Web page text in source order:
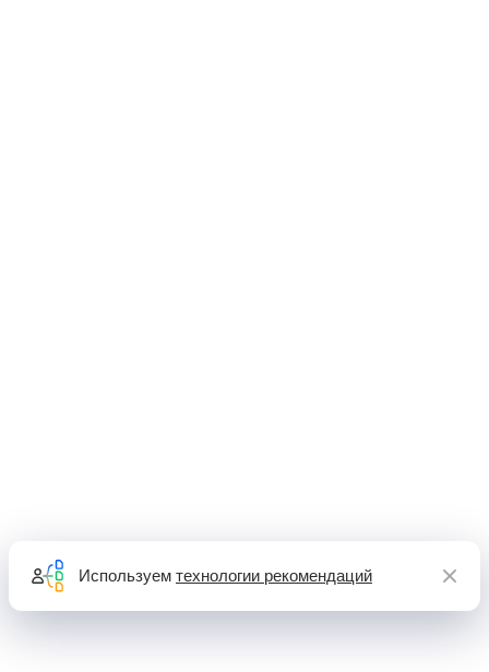
Используем технологии рекомендаций